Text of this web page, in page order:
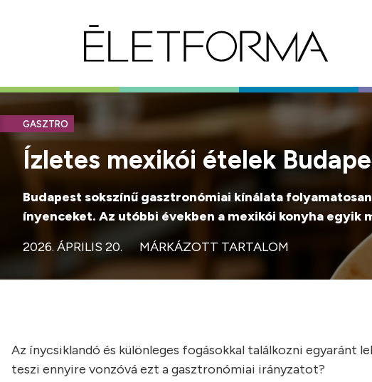
GASZTRO
Ízletes mexikói ételek
Budapest sokszínű gasztronómiai kínálata
ínyenceket. Az utóbbi években a mexikói konyha
2026. ÁPRILIS 20.
MÁRKÁZOTT TARTALOM
Az ínycsiklandó és különleges fogásokkal találkozni egyaránt
teszi ennyire vonzóvá ezt a gasztronómiai irányzatot?